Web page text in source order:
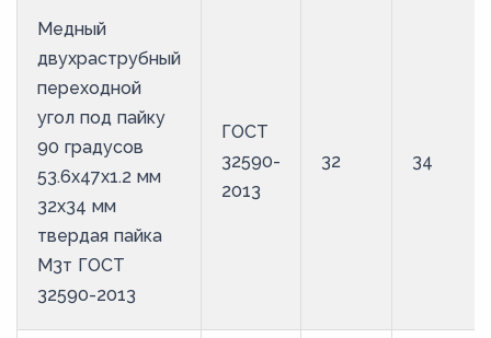
Медный
двухраструбный
переходной
угол под пайку
90 градусов
53.6х47х1.2 мм
32х34 мм
твердая пайка
М3т ГОСТ
32590-2013
ГОСТ
32590-
2013
32 34